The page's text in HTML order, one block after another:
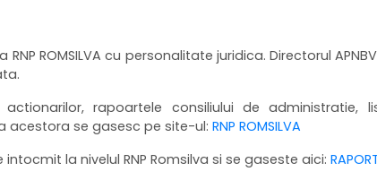
ROMSILVA cu personalitate juridica. Directorul
rapoartele consiliului de administratie,
acestora se gasesc pe site-ul: RNP ROMSILVA
la nivelul RNP Romsilva si se gaseste aici: